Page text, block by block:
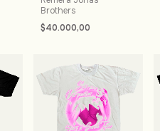
Brothers
$40.000,00